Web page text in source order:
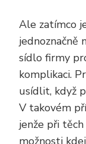
Ale zatímco
jednoznačně
sídlo firmy
komplikaci.
usídlit, když
V takovém
jenže při